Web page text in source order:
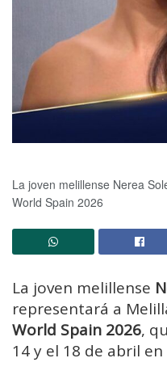
La joven melillense Nerea
World Spain 2026
La joven melillense
representará a
World Spain 2026,
14 y el 18 de abril en